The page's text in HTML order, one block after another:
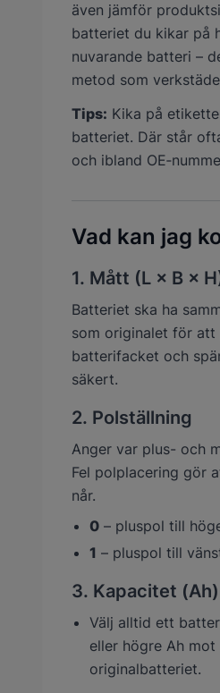
även jämför
batteriet du kikar på
nuvarande batteri –
metod som
Tips: Kika på
batteriet. Där står
och ibland
Vad kan jag
1. Mått (L × B ×
Batteriet ska ha
som originalet för att
batterifacket och
säkert.
2. Polställning
Anger var plus- och
Fel polplacering gör
når.
0 – pluspol till
1 – pluspol till
3. Kapacitet (Ah)
Välj alltid ett
eller högre Ah mot
originalbatteriet.